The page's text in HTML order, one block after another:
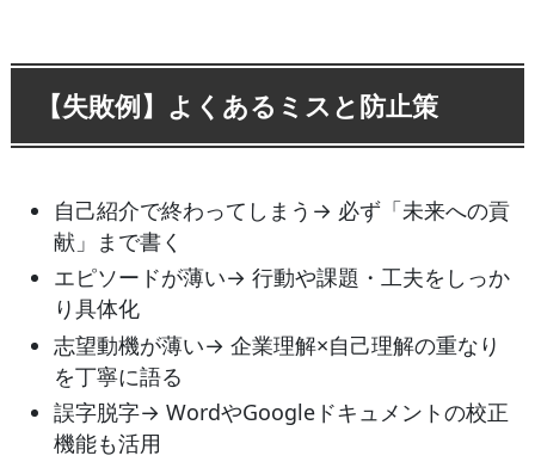
【失敗例】よくあるミスと防止策
自己紹介で終わってしまう→ 必ず「未来への貢
献」まで書く
エピソードが薄い→ 行動や課題・工夫をしっか
り具体化
志望動機が薄い→ 企業理解×自己理解の重なり
を丁寧に語る
誤字脱字→ WordやGoogleドキュメントの校正
機能も活用